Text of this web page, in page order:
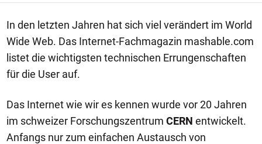
In den letzten Jahren hat sich viel verändert im World
Wide Web. Das Internet-Fachmagazin mashable.com
listet die wichtigsten technischen Errungenschaften
für die User auf.
Das Internet wie wir es kennen wurde vor 20 Jahren
im schweizer Forschungszentrum CERN entwickelt.
Anfangs nur zum einfachen Austausch von